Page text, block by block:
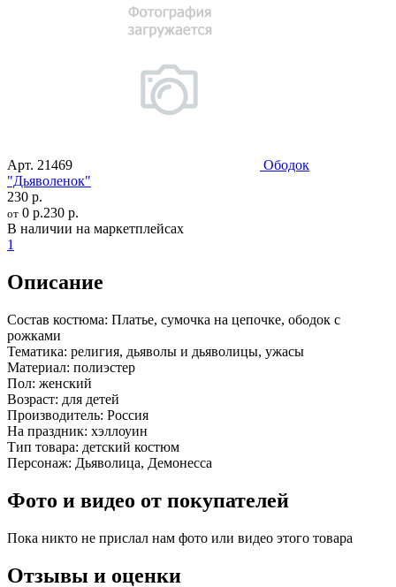
Арт. 21469
Ободок
"Дьяволенок"
230 р.
от 0 р.230 р.
В наличии на маркетплейсах
1
Описание
Состав костюма: Платье, сумочка на цепочке, ободок с
рожками
Тематика: религия, дьяволы и дьяволицы, ужасы
Материал: полиэстер
Пол: женский
Возраст: для детей
Производитель: Россия
На праздник: хэллоуин
Тип товара: детский костюм
Персонаж: Дьяволица, Демонесса
Фото и видео от покупателей
Пока никто не прислал нам фото или видео этого товара
Отзывы и оценки